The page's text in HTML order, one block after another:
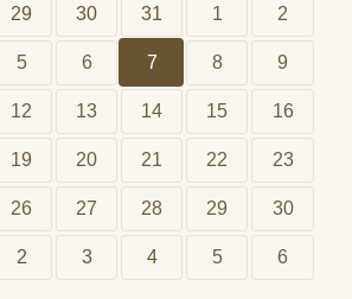
29 30 31 1 2
5 6 7 8 9
12 13 14 15 16
19 20 21 22 23
26 27 28 29 30
2 3 4 5 6